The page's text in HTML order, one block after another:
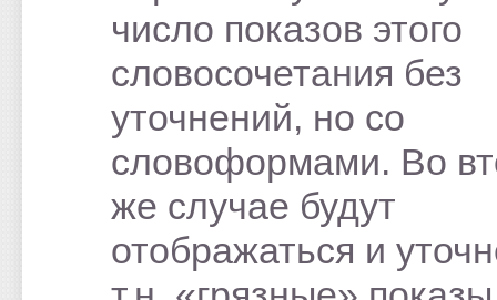
число показов этого
словосочетания без
уточнений, но со
словоформами. Во
же случае будут
отображаться и